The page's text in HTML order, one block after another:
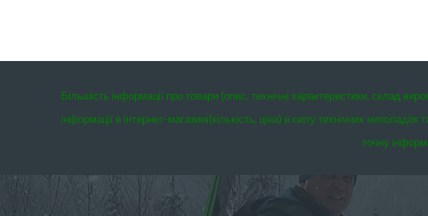
Більшість інформації про товари (опис, технічні характеристики, склад
інформації в інтернет-магазині(кількість, ціна) в силу технічних
точну